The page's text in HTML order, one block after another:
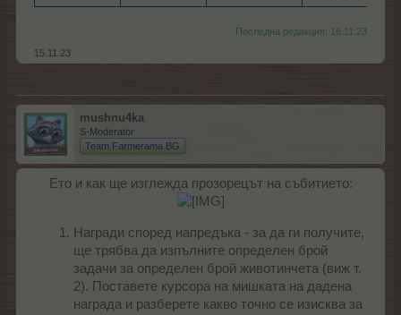
Последна редакция: 16.11.23
15.11.23
mushnu4ka
S-Moderator
Team Farmerama BG
Ето и как ще изглежда прозорецът на събитието:
Награди според напредъка - за да ги получите,
ще трябва да изпълните определен брой
задачи за определен брой животинчета (виж т.
2). Поставете курсора на мишката на дадена
награда и разберете какво точно се изисква за